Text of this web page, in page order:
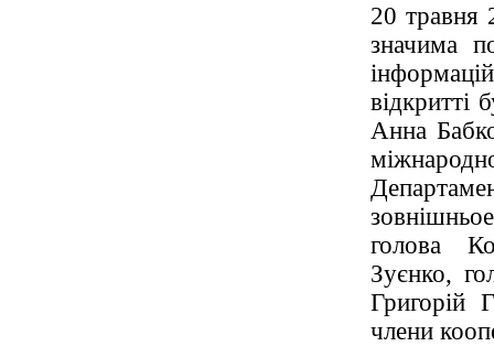
20 травня
значима
відкритті
Анна
голова
Зуєнко,
Григорій
члени